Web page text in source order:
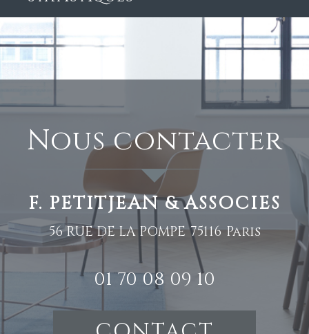
nous contacter
F. PETITJEAN & ASSOCIES
56 RUE DE LA POMPE 75116 Paris
01 70 08 09 10